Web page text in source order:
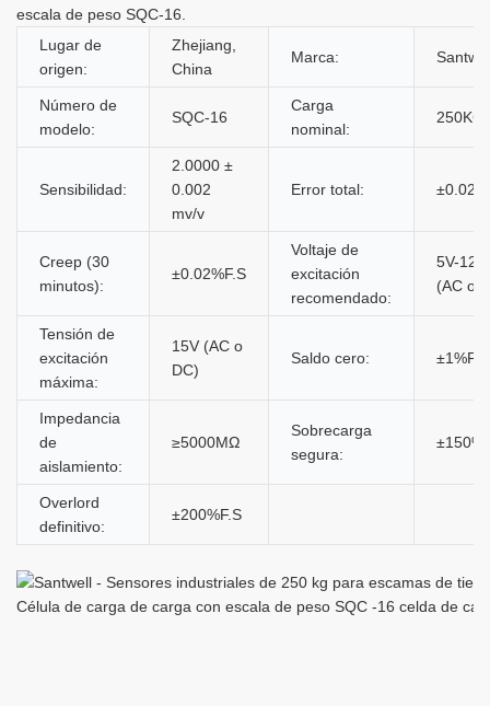
escala de peso SQC-16.
Lugar de
origen:
Zhejiang,
China
Marca:
Número de
modelo:
SQC-16
Carga
nominal:
250KG
Sensibilidad:
2.0000 ±
0.002
mv/v
Error total:
Creep (30
minutos):
±0.02%F.S
Voltaje de
excitación
recomendado:
5V-12V
(AC o
Tensión de
excitación
máxima:
15V (AC o
DC)
Saldo cero: ±1%F.S
Impedancia
de
aislamiento:
≥5000MΩ
Sobrecarga
segura:
Overlord
definitivo:
±200%F.S